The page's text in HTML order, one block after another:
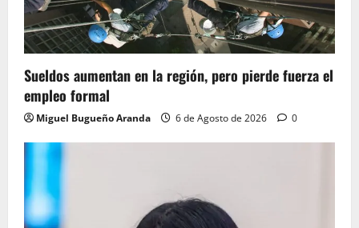
Sueldos aumentan en la región, pero pierde fuerza el
empleo formal
Miguel Bugueño Aranda 6 de Agosto de 2026 0